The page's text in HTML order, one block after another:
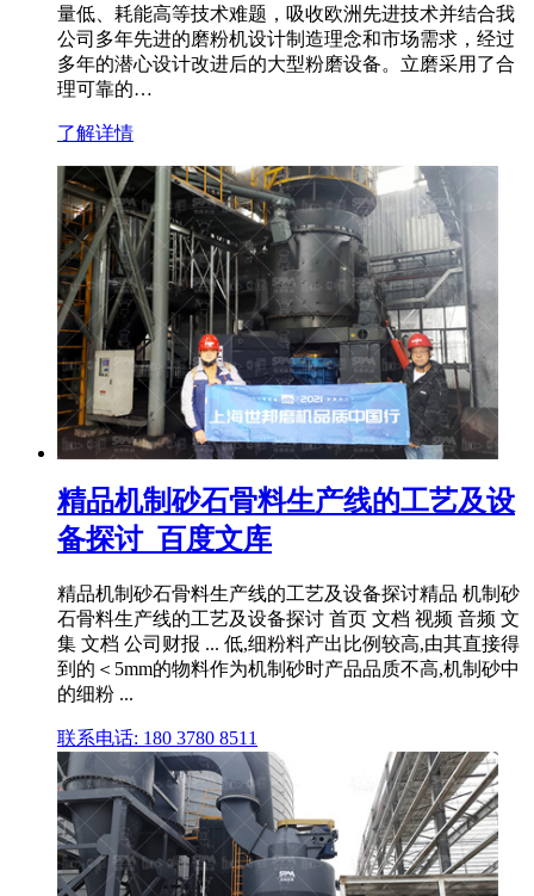
量低、耗能高等技术难题，吸收欧洲先进技术并结合我
公司多年先进的磨粉机设计制造理念和市场需求，经过
多年的潜心设计改进后的大型粉磨设备。立磨采用了合
理可靠的…
了解详情
精品机制砂石骨料生产线的工艺及设
备探讨_百度文库
精品机制砂石骨料生产线的工艺及设备探讨精品 机制砂
石骨料生产线的工艺及设备探讨 首页 文档 视频 音频 文
集 文档 公司财报 ... 低,细粉料产出比例较高,由其直接得
到的＜5mm的物料作为机制砂时产品品质不高,机制砂中
的细粉 ...
联系电话: 180 3780 8511